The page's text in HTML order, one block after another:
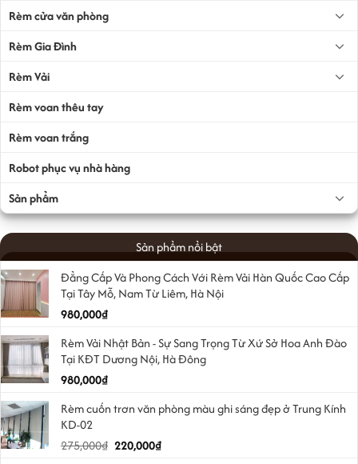
Rèm cửa văn phòng
Rèm Gia Đình
Rèm Vải
Rèm voan thêu tay
Rèm voan trắng
Robot phục vụ nhà hàng
Sản phẩm
Sản phẩm nổi bật
Đẳng Cấp Và Phong Cách Với Rèm Vải Hàn Quốc Cao Cấp
Tại Tây Mỗ, Nam Từ Liêm, Hà Nội
980,000₫
Rèm Vải Nhật Bản - Sự Sang Trọng Từ Xứ Sở Hoa Anh Đào
Tại KĐT Dương Nội, Hà Đông
980,000₫
Rèm cuốn trơn văn phòng màu ghi sáng đẹp ở Trung Kính
KD-02
275,000₫ Giá
220,000₫Giá